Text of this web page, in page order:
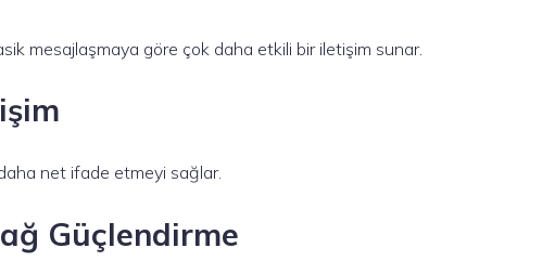
mesajlaşmaya göre çok daha etkili bir iletişim sunar.
net ifade etmeyi sağlar.
Güçlendirme